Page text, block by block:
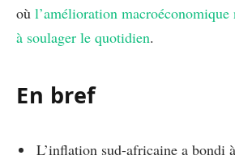
où l’amélioration macroéconomique
à soulager le quotidien.
En bref
L’inflation sud-africaine a bondi